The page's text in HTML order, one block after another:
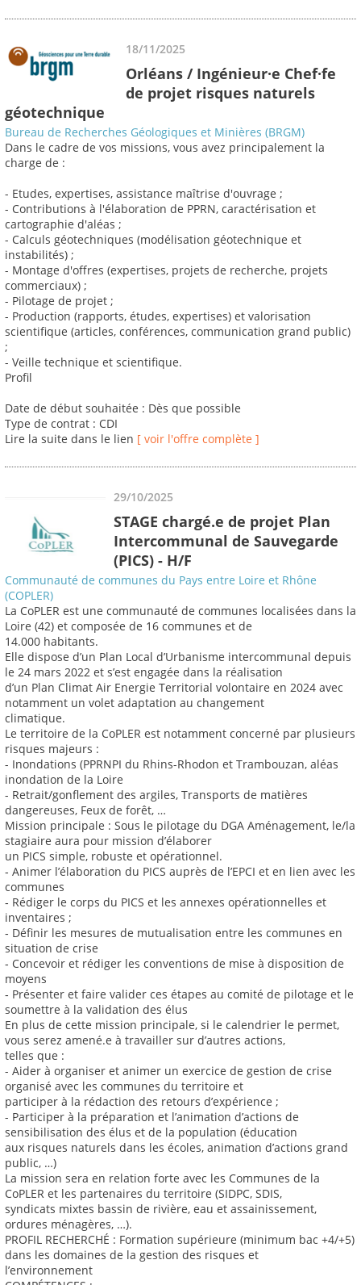
18/11/2025
Orléans / Ingénieur·e Chef·fe
de projet risques naturels
géotechnique
Bureau de Recherches Géologiques et Minières (BRGM)
Dans le cadre de vos missions, vous avez principalement la
charge de :
- Etudes, expertises, assistance maîtrise d'ouvrage ;
- Contributions à l'élaboration de PPRN, caractérisation et
cartographie d'aléas ;
- Calculs géotechniques (modélisation géotechnique et
instabilités) ;
- Montage d'offres (expertises, projets de recherche, projets
commerciaux) ;
- Pilotage de projet ;
- Production (rapports, études, expertises) et valorisation
scientifique (articles, conférences, communication grand public)
;
- Veille technique et scientifique.
Profil
Date de début souhaitée : Dès que possible
Type de contrat : CDI
Lire la suite dans le lien [ voir l'offre complète ]
29/10/2025
STAGE chargé.e de projet Plan
Intercommunal de Sauvegarde
(PICS) - H/F
Communauté de communes du Pays entre Loire et Rhône
(COPLER)
La CoPLER est une communauté de communes localisées dans la
Loire (42) et composée de 16 communes et de
14.000 habitants.
Elle dispose d’un Plan Local d’Urbanisme intercommunal depuis
le 24 mars 2022 et s’est engagée dans la réalisation
d’un Plan Climat Air Energie Territorial volontaire en 2024 avec
notamment un volet adaptation au changement
climatique.
Le territoire de la CoPLER est notamment concerné par plusieurs
risques majeurs :
- Inondations (PPRNPI du Rhins-Rhodon et Trambouzan, aléas
inondation de la Loire
- Retrait/gonflement des argiles, Transports de matières
dangereuses, Feux de forêt, …
Mission principale : Sous le pilotage du DGA Aménagement, le/la
stagiaire aura pour mission d’élaborer
un PICS simple, robuste et opérationnel.
‐ Animer l’élaboration du PICS auprès de l’EPCI et en lien avec les
communes
‐ Rédiger le corps du PICS et les annexes opérationnelles et
inventaires ;
‐ Définir les mesures de mutualisation entre les communes en
situation de crise
‐ Concevoir et rédiger les conventions de mise à disposition de
moyens
‐ Présenter et faire valider ces étapes au comité de pilotage et le
soumettre à la validation des élus
En plus de cette mission principale, si le calendrier le permet,
vous serez amené.e à travailler sur d’autres actions,
telles que :
- Aider à organiser et animer un exercice de gestion de crise
organisé avec les communes du territoire et
participer à la rédaction des retours d’expérience ;
- Participer à la préparation et l’animation d’actions de
sensibilisation des élus et de la population (éducation
aux risques naturels dans les écoles, animation d’actions grand
public, …)
La mission sera en relation forte avec les Communes de la
CoPLER et les partenaires du territoire (SIDPC, SDIS,
syndicats mixtes bassin de rivière, eau et assainissement,
ordures ménagères, …).
PROFIL RECHERCHÉ : Formation supérieure (minimum bac +4/+5)
dans les domaines de la gestion des risques et
l’environnement